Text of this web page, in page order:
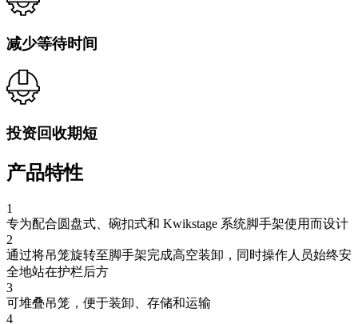
减少等待时间
投资回收期短
产品特性
1
专为配合圆盘式、碗扣式和 Kwikstage 系统脚手架使用而设计
2
通过将吊笼旋转至脚手架完成高空装卸，同时操作人员始终安
全地站在护栏后方
3
可堆叠吊笼，便于装卸、存储和运输
4